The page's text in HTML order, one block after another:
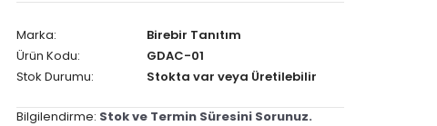
Marka:
Birebir Tanıtım
Ürün Kodu:
GDAC-01
Stok Durumu:
Stokta var veya Üretilebilir
Bilgilendirme: Stok ve Termin Süresini Sorunuz.